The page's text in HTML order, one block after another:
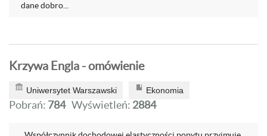
dane dobro...
Krzywa Engla - omówienie
Uniwersytet Warszawski Ekonomia
Pobrań: 784 Wyświetleń: 2884